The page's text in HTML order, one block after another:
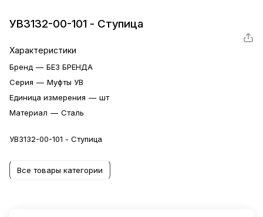
УВ3132-00-101 - Ступица
Характеристики
Бренд — БЕЗ БРЕНДА
Серия — Муфты УВ
Единица измерения — шт
Материал — Сталь
УВ3132-00-101 - Ступица
Все товары категории